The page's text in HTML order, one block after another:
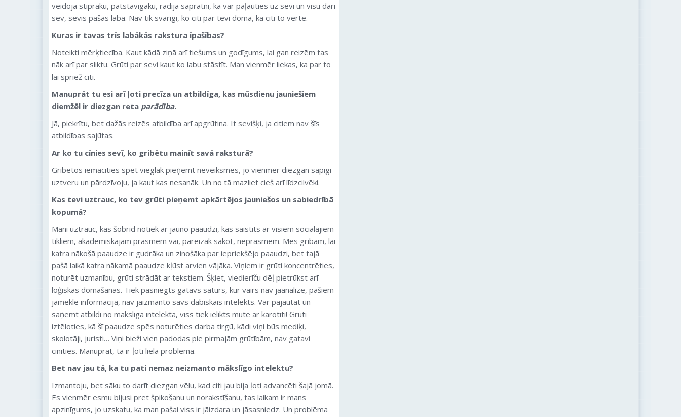
veidoja stiprāku, patstāvīgāku, radīja sapratni, ka var paļauties uz sevi un visu dari
sev, sevis pašas labā. Nav tik svarīgi, ko citi par tevi domā, kā citi to vērtē.
Kuras ir tavas trīs labākās rakstura īpašības?
Noteikti mērķtiecība. Kaut kādā ziņā arī tiešums un godīgums, lai gan reizēm tas
nāk arī par sliktu. Grūti par sevi kaut ko labu stāstīt. Man vienmēr liekas, ka par to
lai spriež citi.
Manuprāt tu esi arī ļoti precīza un atbildīga, kas mūsdienu jauniešiem
diemžēl ir diezgan reta parādība.
Jā, piekrītu, bet dažās reizēs atbildība arī apgrūtina. It sevišķi, ja citiem nav šīs
atbildības sajūtas.
Ar ko tu cīnies sevī, ko gribētu mainīt savā raksturā?
Gribētos iemācīties spēt vieglāk pieņemt neveiksmes, jo vienmēr diezgan sāpīgi
uztveru un pārdzīvoju, ja kaut kas nesanāk. Un no tā mazliet cieš arī līdzcilvēki.
Kas tevi uztrauc, ko tev grūti pieņemt apkārtējos jauniešos un sabiedrībā
kopumā?
Mani uztrauc, kas šobrīd notiek ar jauno paaudzi, kas saistīts ar visiem sociālajiem
tīkliem, akadēmiskajām prasmēm vai, pareizāk sakot, neprasmēm. Mēs gribam, lai
katra nākošā paaudze ir gudrāka un zinošāka par iepriekšējo paaudzi, bet tajā
pašā laikā katra nākamā paaudze kļūst arvien vājāka. Viņiem ir grūti koncentrēties,
noturēt uzmanību, grūti strādāt ar tekstiem. Šķiet, viedierīču dēļ pietrūkst arī
loģiskās domāšanas. Tiek pasniegts gatavs saturs, kur vairs nav jāanalizē, pašiem
jāmeklē informācija, nav jāizmanto savs dabiskais intelekts. Var pajautāt un
saņemt atbildi no mākslīgā intelekta, viss tiek ielikts mutē ar karotīti! Grūti
iztēloties, kā šī paaudze spēs noturēties darba tirgū, kādi viņi būs mediķi,
skolotāji, juristi… Viņi bieži vien padodas pie pirmajām grūtībām, nav gatavi
cīnīties. Manuprāt, tā ir ļoti liela problēma.
Bet nav jau tā, ka tu pati nemaz neizmanto mākslīgo intelektu?
Izmantoju, bet sāku to darīt diezgan vēlu, kad citi jau bija ļoti advancēti šajā jomā.
Es vienmēr esmu bijusi pret špikošanu un norakstīšanu, tas laikam ir mans
apzinīgums, jo uzskatu, ka man pašai viss ir jāizdara un jāsasniedz. Un problēma